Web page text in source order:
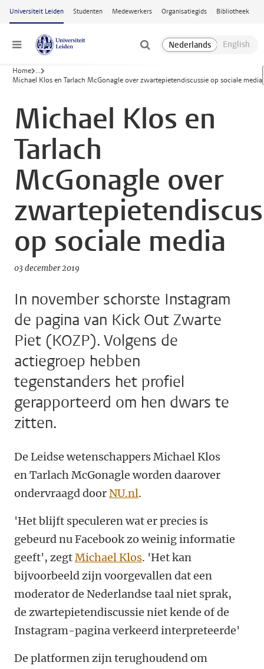
Ga naar hoofdinhoud
Universiteit Leiden Studenten Medewerkers Organisatiegids Bibliotheek
Menu
Home ...
Michael Klos en Tarlach McGonagle over zwartepietendiscussie op sociale media
Michael Klos en
Tarlach
McGonagle over
op sociale media
03 december 2019
In november schorste Instagram
de pagina van Kick Out Zwarte
Piet (KOZP). Volgens de
actiegroep hebben
tegenstanders het profiel
gerapporteerd om hen dwars te
zitten.
De Leidse wetenschappers Michael Klos
en Tarlach McGonagle worden daarover
ondervraagd doorNU.nl.
'Het blijft speculeren wat er precies is
gebeurd nu Facebook zo weinig informatie
geeft', zegtMichael Klos. 'Het kan
bijvoorbeeld zijn voorgevallen dat een
moderator de Nederlandse taal niet sprak,
de zwartepietendiscussie niet kende of de
Instagram-pagina verkeerd interpreteerde'
De platformen zijn terughoudend om